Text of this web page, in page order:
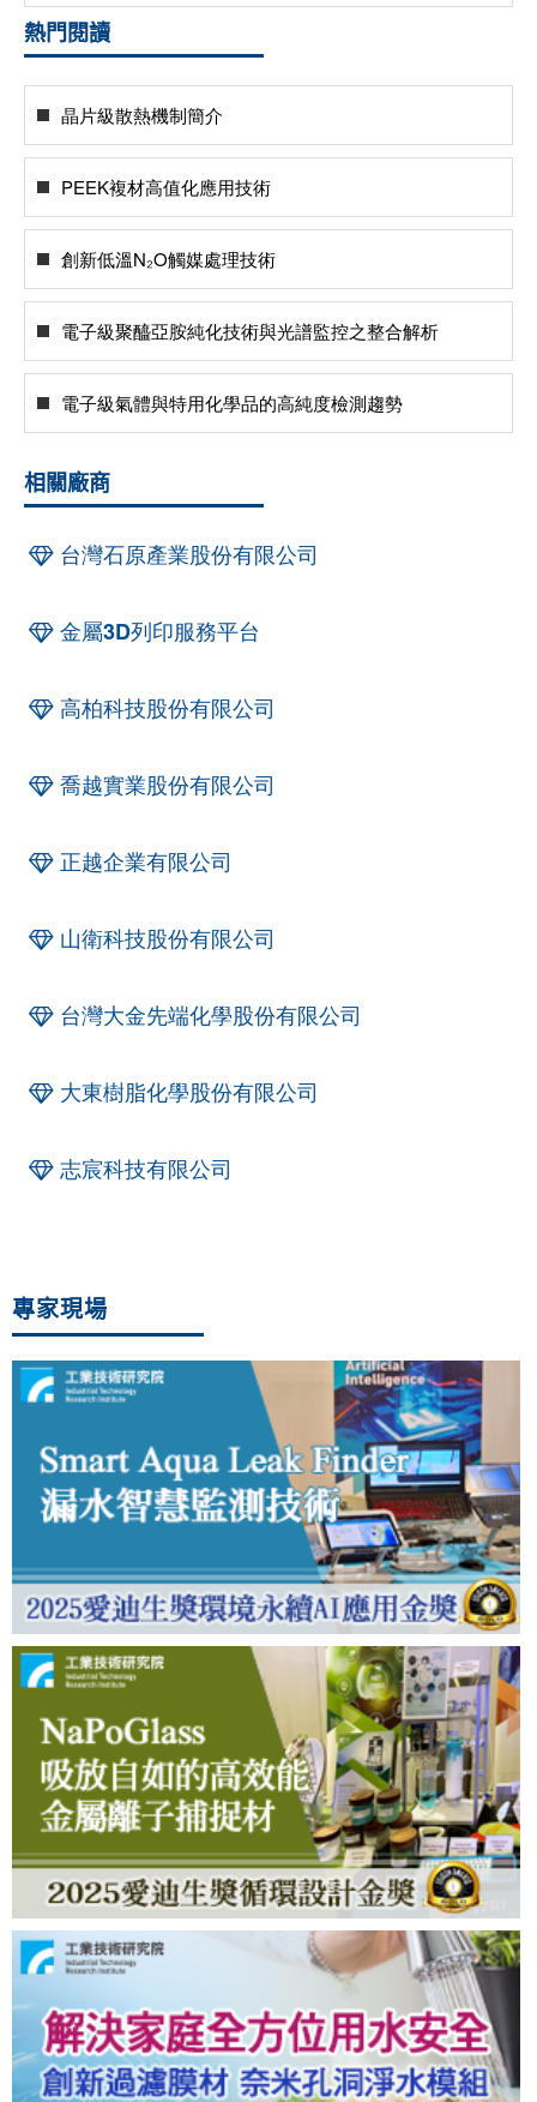
熱門閱讀
晶片級散熱機制簡介
PEEK複材高值化應用技術
創新低溫N₂O觸媒處理技術
電子級聚醯亞胺純化技術與光譜監控之整合解析
電子級氣體與特用化學品的高純度檢測趨勢
相關廠商
台灣石原產業股份有限公司
金屬3D列印服務平台
高柏科技股份有限公司
喬越實業股份有限公司
正越企業有限公司
山衛科技股份有限公司
台灣大金先端化學股份有限公司
大東樹脂化學股份有限公司
志宸科技有限公司
專家現場